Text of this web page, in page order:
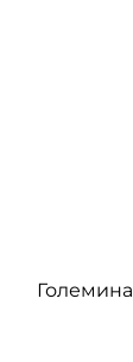
Големина